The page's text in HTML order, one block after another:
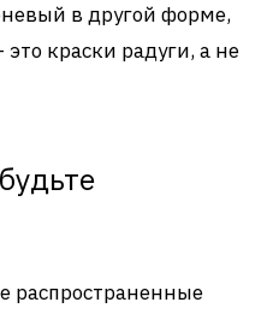
в другой форме,
краски радуги, а не
распространенные